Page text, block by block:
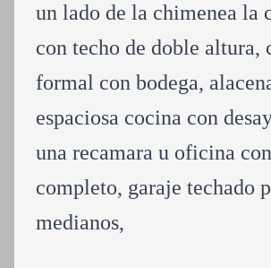
un lado de la chimenea la
con techo de doble altura,
formal con bodega,
espaciosa cocina con
una recamara u oficina
completo, garaje techado
medianos,